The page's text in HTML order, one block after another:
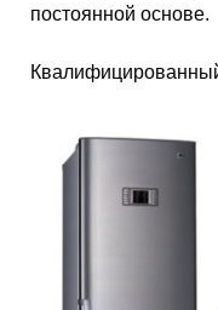
постоянной основе.